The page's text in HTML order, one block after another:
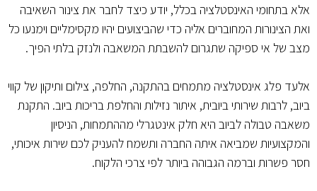
אלא בתחומי האינסטלציה בכלל, יודע כיצד לחבר את צינור השאיבה
ואת הצינורות המחוברים אליה כדי שהביצועים יהיו מקסימליים וימנעו כל
מצב של אי ספיקה שתגרום להשבתת המשאבה ולנזק בלתי הפיך.
אלעד פלג אינסטלציה מתמחים בהתקנה, החלפה, צילום ותיקון של קווי
ביוב, לרבות שירותי ביובית, איתור נזילות והחלפת בריכות ביוב. התקנת
משאבה טבולה לביוב היא חלק אינטגרלי מההתמחות, הניסיון
והמקצועיות שמביאה איתה החברה ותשמח להעניק לכם שירות איכותי,
חסר פשרות וברמה הגבוהה ביותר לפי צרכי הלקוח.